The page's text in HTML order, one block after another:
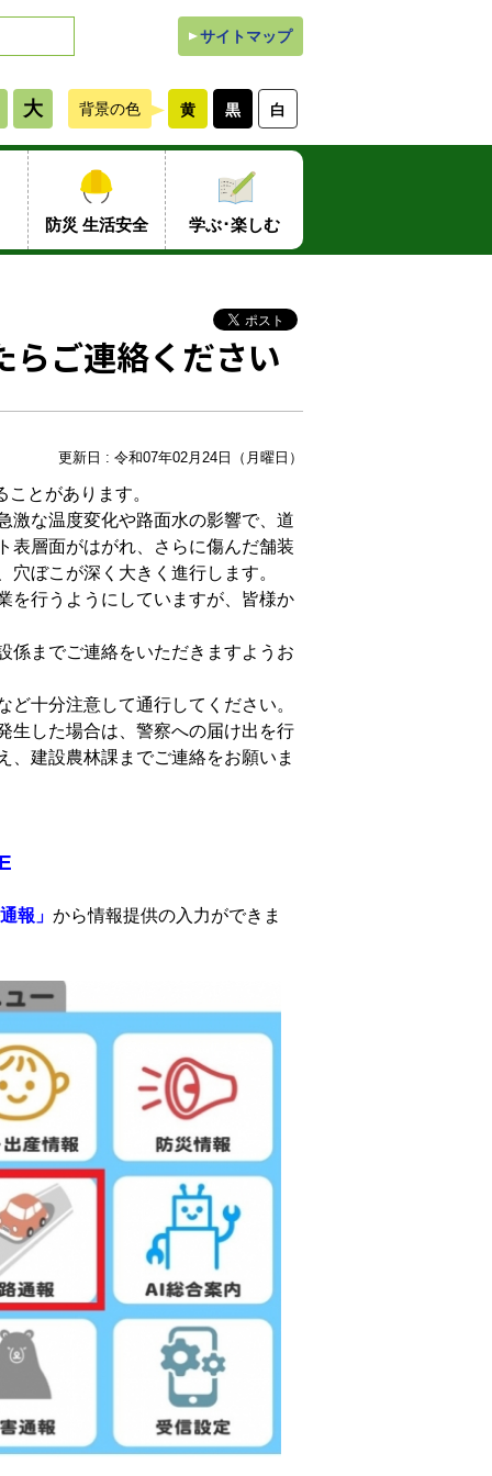
サイトマップ
白
黒
黄
背景の色
大
防災 生活安全 学ぶ･楽しむ
らご連絡ください
更新日 : 令和07年02月24日（月曜日）
とがあります。
な温度変化や路面水の影響で、道
表層面がはがれ、さらに傷んだ舗装
ぼこが深く大きく進行します。
行うようにしていますが、皆様か
までご連絡をいただきますようお
十分注意して通行してください。
した場合は、警察への届け出を行
、建設農林課までご連絡をお願いま
報」 から情報提供の入力ができま